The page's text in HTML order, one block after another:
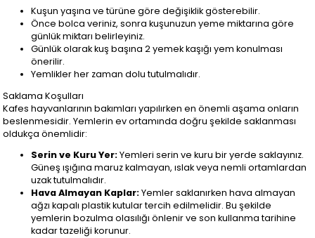
Kuşun yaşına ve türüne göre değişiklik gösterebilir.
Önce bolca veriniz, sonra kuşunuzun yeme miktarına göre
günlük miktarı belirleyiniz.
Günlük olarak kuş başına 2 yemek kaşığı yem konulması
önerilir.
Yemlikler her zaman dolu tutulmalıdır.
Saklama Koşulları
Kafes hayvanlarının bakımları yapılırken en önemli aşama onların
beslenmesidir. Yemlerin ev ortamında doğru şekilde saklanması
oldukça önemlidir:
Serin ve Kuru Yer:Yemleri serin ve kuru bir yerde saklayınız.
Güneş ışığına maruz kalmayan, ıslak veya nemli ortamlardan
uzak tutulmalıdır.
Hava Almayan Kaplar:Yemler saklanırken hava almayan
ağzı kapalı plastik kutular tercih edilmelidir. Bu şekilde
yemlerin bozulma olasılığı önlenir ve son kullanma tarihine
kadar tazeliği korunur.